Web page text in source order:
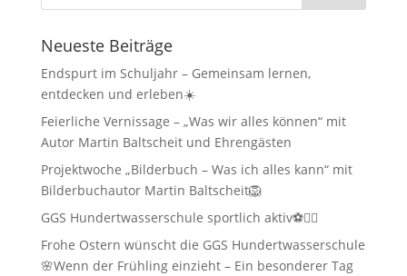
Neueste Beiträge
Endspurt im Schuljahr – Gemeinsam lernen,
entdecken und erleben☀️
Feierliche Vernissage – „Was wir alles können“ mit
Autor Martin Baltscheit und Ehrengästen
Projektwoche „Bilderbuch – Was ich alles kann“ mit
Bilderbuchautor Martin Baltscheit🦁
GGS Hundertwasserschule sportlich aktiv⚽🏃‍♂️
Frohe Ostern wünscht die GGS Hundertwasserschule
🌸Wenn der Frühling einzieht – Ein besonderer Tag